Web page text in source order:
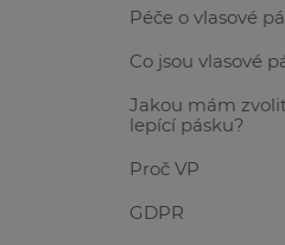
Péče o vlasové
Co jsou vlasové
Jakou mám
lepící pásku?
Proč VP
GDPR